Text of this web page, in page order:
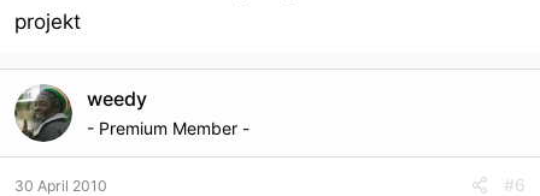
projekt
weedy
- Premium Member -
30 April 2010 #6